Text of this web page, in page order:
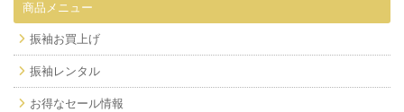
商品メニュー
振袖お買上げ
振袖レンタル
お得なセール情報